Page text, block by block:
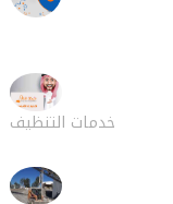
خدمات التنظيف